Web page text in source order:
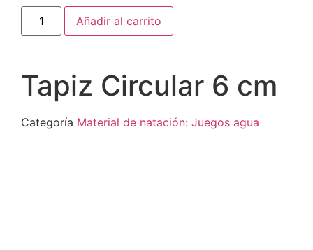
Añadir al carrito
Tapiz Circular 6 cm
Categoría Material de natación: Juegos agua